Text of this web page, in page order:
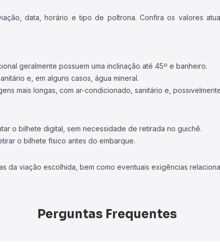
data, horário e tipo de poltrona. Confira os valores
geralmente possuem uma inclinação até 45º e banheiro.
e, em alguns casos, água mineral.
mais longas, com ar-condicionado, sanitário e,
o bilhete digital, sem necessidade de retirada no guichê.
o bilhete físico antes do embarque.
da viação escolhida, bem como eventuais exigências
Perguntas Frequentes